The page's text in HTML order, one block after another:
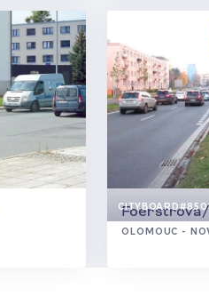
CITYBOARD
OLOMOUC -